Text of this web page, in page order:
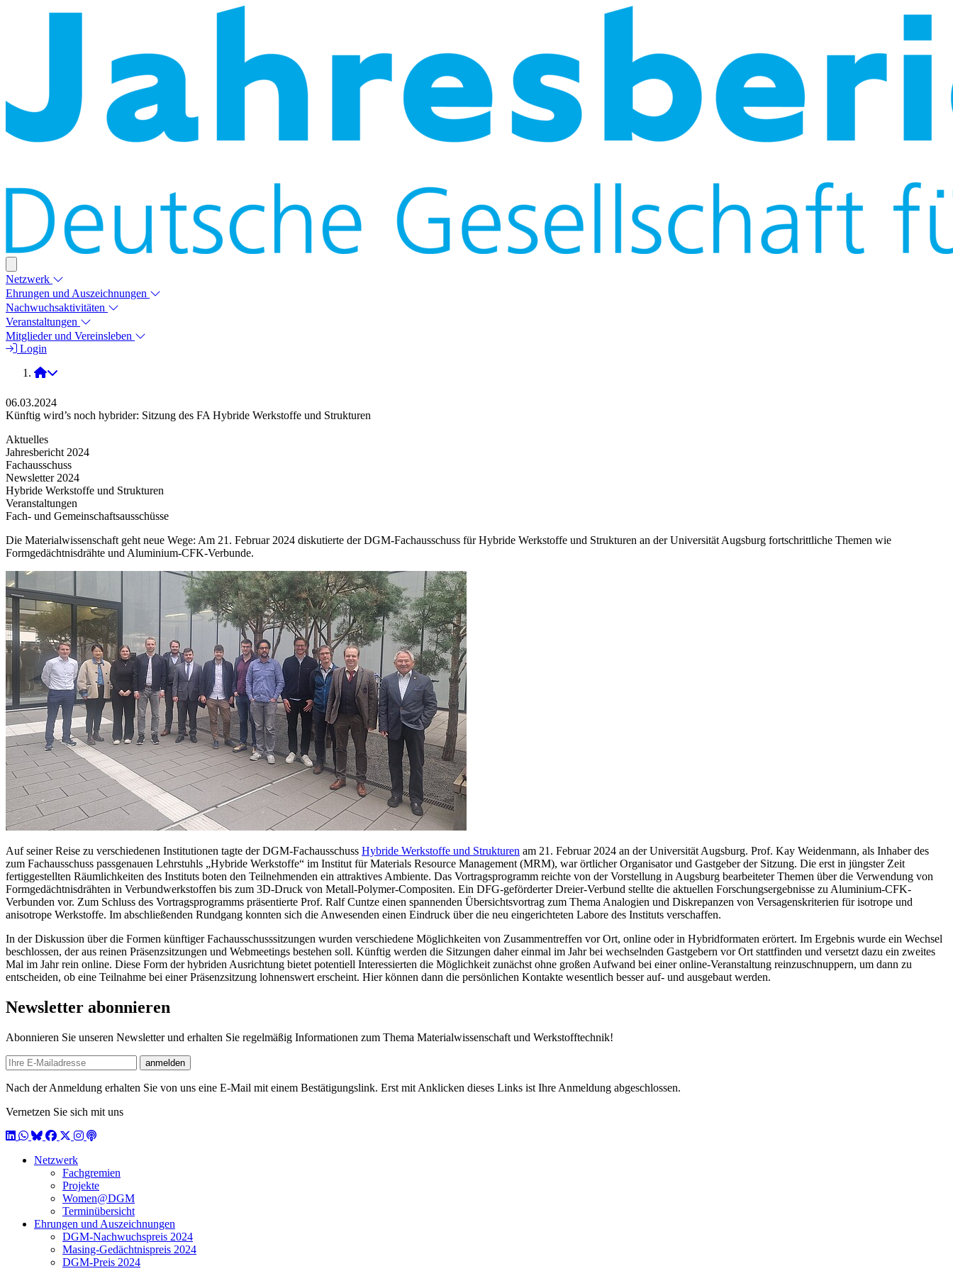
Netzwerk
Ehrungen und Auszeichnungen
Nachwuchsaktivitäten
Veranstaltungen
Mitglieder und Vereinsleben
Login
2024
06.03.2024
Künftig wird’s noch hybrider: Sitzung des FA Hybride Werkstoffe und Strukturen
Aktuelles
Jahresbericht 2024
Fachausschuss
Newsletter 2024
Hybride Werkstoffe und Strukturen
Veranstaltungen
Fach- und Gemeinschaftsausschüsse
Die Materialwissenschaft geht neue Wege: Am 21. Februar 2024 diskutierte der DGM-Fachausschuss für Hybride Werkstoffe und Strukturen an der Universität Augsburg fortschrittliche Themen wie
Formgedächtnisdrähte und Aluminium-CFK-Verbunde.
Auf seiner Reise zu verschiedenen Institutionen tagte der DGM-Fachausschuss Hybride Werkstoffe und Strukturen am 21. Februar 2024 an der Universität Augsburg. Prof. Kay Weidenmann, als Inhaber des
zum Fachausschuss passgenauen Lehrstuhls „Hybride Werkstoffe“ im Institut für Materials Resource Management (MRM), war örtlicher Organisator und Gastgeber der Sitzung. Die erst in jüngster Zeit
fertiggestellten Räumlichkeiten des Instituts boten den Teilnehmenden ein attraktives Ambiente. Das Vortragsprogramm reichte von der Vorstellung in Augsburg bearbeiteter Themen über die Verwendung von
Formgedächtnisdrähten in Verbundwerkstoffen bis zum 3D-Druck von Metall-Polymer-Compositen. Ein DFG-geförderter Dreier-Verbund stellte die aktuellen Forschungsergebnisse zu Aluminium-CFK-
Verbunden vor. Zum Schluss des Vortragsprogramms präsentierte Prof. Ralf Cuntze einen spannenden Übersichtsvortrag zum Thema Analogien und Diskrepanzen von Versagenskriterien für isotrope und
anisotrope Werkstoffe. Im abschließenden Rundgang konnten sich die Anwesenden einen Eindruck über die neu eingerichteten Labore des Instituts verschaffen.
In der Diskussion über die Formen künftiger Fachausschusssitzungen wurden verschiedene Möglichkeiten von Zusammentreffen vor Ort, online oder in Hybridformaten erörtert. Im Ergebnis wurde ein Wechsel
beschlossen, der aus reinen Präsenzsitzungen und Webmeetings bestehen soll. Künftig werden die Sitzungen daher einmal im Jahr bei wechselnden Gastgebern vor Ort stattfinden und versetzt dazu ein zweites
Mal im Jahr rein online. Diese Form der hybriden Ausrichtung bietet potentiell Interessierten die Möglichkeit zunächst ohne großen Aufwand bei einer online-Veranstaltung reinzuschnuppern, um dann zu
entscheiden, ob eine Teilnahme bei einer Präsenzsitzung lohnenswert erscheint. Hier können dann die persönlichen Kontakte wesentlich besser auf- und ausgebaut werden.
Newsletter abonnieren
Abonnieren Sie unseren Newsletter und erhalten Sie regelmäßig Informationen zum Thema Materialwissenschaft und Werkstofftechnik!
E-mail
anmelden
Nach der Anmeldung erhalten Sie von uns eine E-Mail mit einem Bestätigungslink. Erst mit Anklicken dieses Links ist Ihre Anmeldung abgeschlossen.
Vernetzen Sie sich mit uns
LinkedIn
WhatsApp
BlueSky
Facebook
X / Twitter
Instagram
Podcast
Netzwerk
Fachgremien
Projekte
Women@DGM
Terminübersicht
Ehrungen und Auszeichnungen
DGM-Nachwuchspreis 2024
Masing-Gedächtnispreis 2024
DGM-Preis 2024